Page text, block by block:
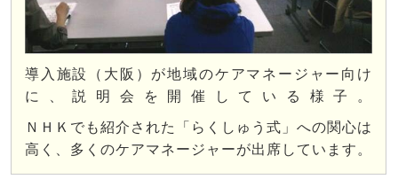
導入施設（大阪）が地域のケアマネージャー向け
に、説明会を開催している様子。
ＮＨＫでも紹介された「らくしゅう式」への関心は
高く、多くのケアマネージャーが出席しています。